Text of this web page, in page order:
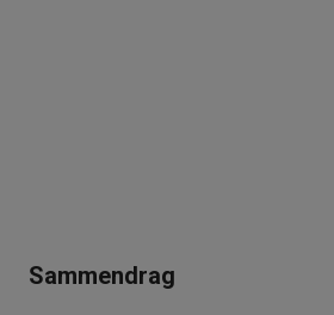
Sammendrag